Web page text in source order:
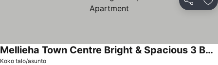
Jaa
Koko talo/asunto
Mellieha Town Centre Bright & Spacious 3 Bedroom Apartment